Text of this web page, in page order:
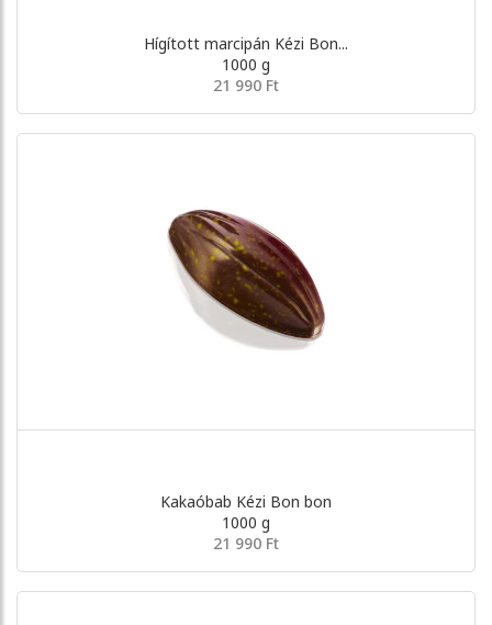
Hígított marcipán Kézi Bon...
1000 g
21 990 Ft
Kakaóbab Kézi Bon bon
1000 g
21 990 Ft